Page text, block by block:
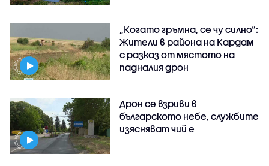
„Когато гръмна, се чу силно“:
Жители в района на Кардам
с разказ от мястото на
падналия дрон
Дрон се взриви в
българското небе, службите
изясняват чий е